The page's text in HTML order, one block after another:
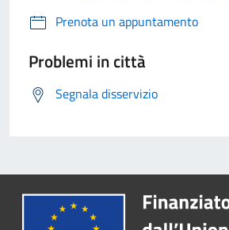
Prenota un appuntamento
Problemi in città
Segnala disservizio